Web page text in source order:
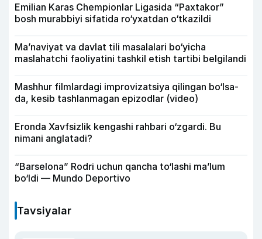
Emilian Karas Chempionlar Ligasida “Paxtakor”
bosh murabbiyi sifatida ro‘yxatdan o‘tkazildi
Ma’naviyat va davlat tili masalalari bo‘yicha
maslahatchi faoliyatini tashkil etish tartibi belgilandi
Mashhur filmlardagi improvizatsiya qilingan bo‘lsa-
da, kesib tashlanmagan epizodlar (video)
Eronda Xavfsizlik kengashi rahbari o‘zgardi. Bu
nimani anglatadi?
“Barselona” Rodri uchun qancha to‘lashi ma’lum
bo‘ldi — Mundo Deportivo
Tavsiyalar